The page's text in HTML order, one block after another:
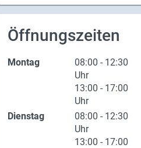
Öffnungszeiten
Montag
08:00 - 12:30
Uhr
13:00 - 17:00
Uhr
Dienstag
08:00 - 12:30
Uhr
13:00 - 17:00